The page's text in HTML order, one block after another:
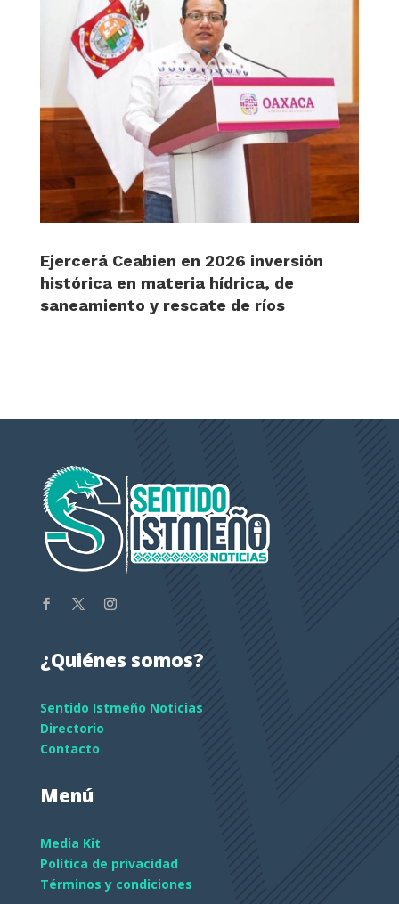
Ejercerá Ceabien en 2026 inversión
histórica en materia hídrica, de
saneamiento y rescate de ríos
¿Quiénes somos?
Sentido Istmeño Noticias
Directorio
Contacto
Menú
Media Kit
Política de privacidad
Términos y condiciones